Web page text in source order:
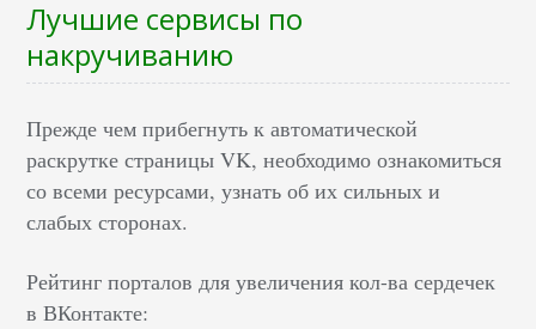
Лучшие сервисы по
накручиванию
Прежде чем прибегнуть к автоматической
раскрутке страницы VK, необходимо ознакомиться
со всеми ресурсами, узнать об их сильных и
слабых сторонах.
Рейтинг порталов для увеличения кол-ва сердечек
в ВКонтакте: